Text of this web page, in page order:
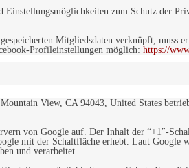
zum Schutz der
Mitgliedsdaten verknüpft, muss
Profileinstellungen möglich: https://
View, CA 94043, United States
von Google auf. Der Inhalt der “+1″-
mit der Schaltfläche erhebt. Laut Google
und verarbeitet.